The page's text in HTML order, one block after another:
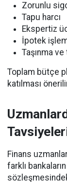
Zorunlu
Tapu harcı
Ekspertiz
İpotek
Taşınma
Toplam bütçe
katılması
Finans
farklı